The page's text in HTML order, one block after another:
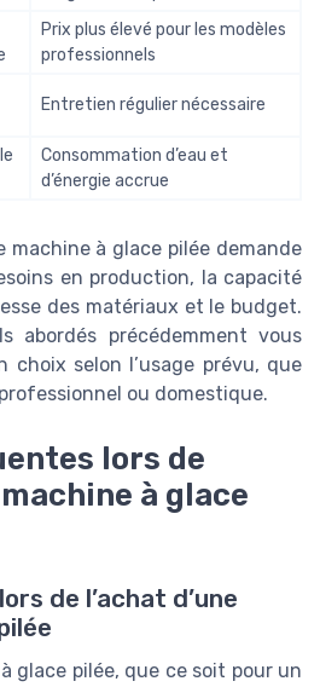
Prix plus élevé pour les modèles
professionnels
Entretien régulier nécessaire
Consommation d’eau et
d’énergie accrue
machine à glace pilée demande
en production, la capacité
des matériaux et le budget.
abordés précédemment vous
choix selon l’usage prévu, que
ou domestique.
lors de
machine à glace
de l’achat d’une
glace pilée, que ce soit pour un